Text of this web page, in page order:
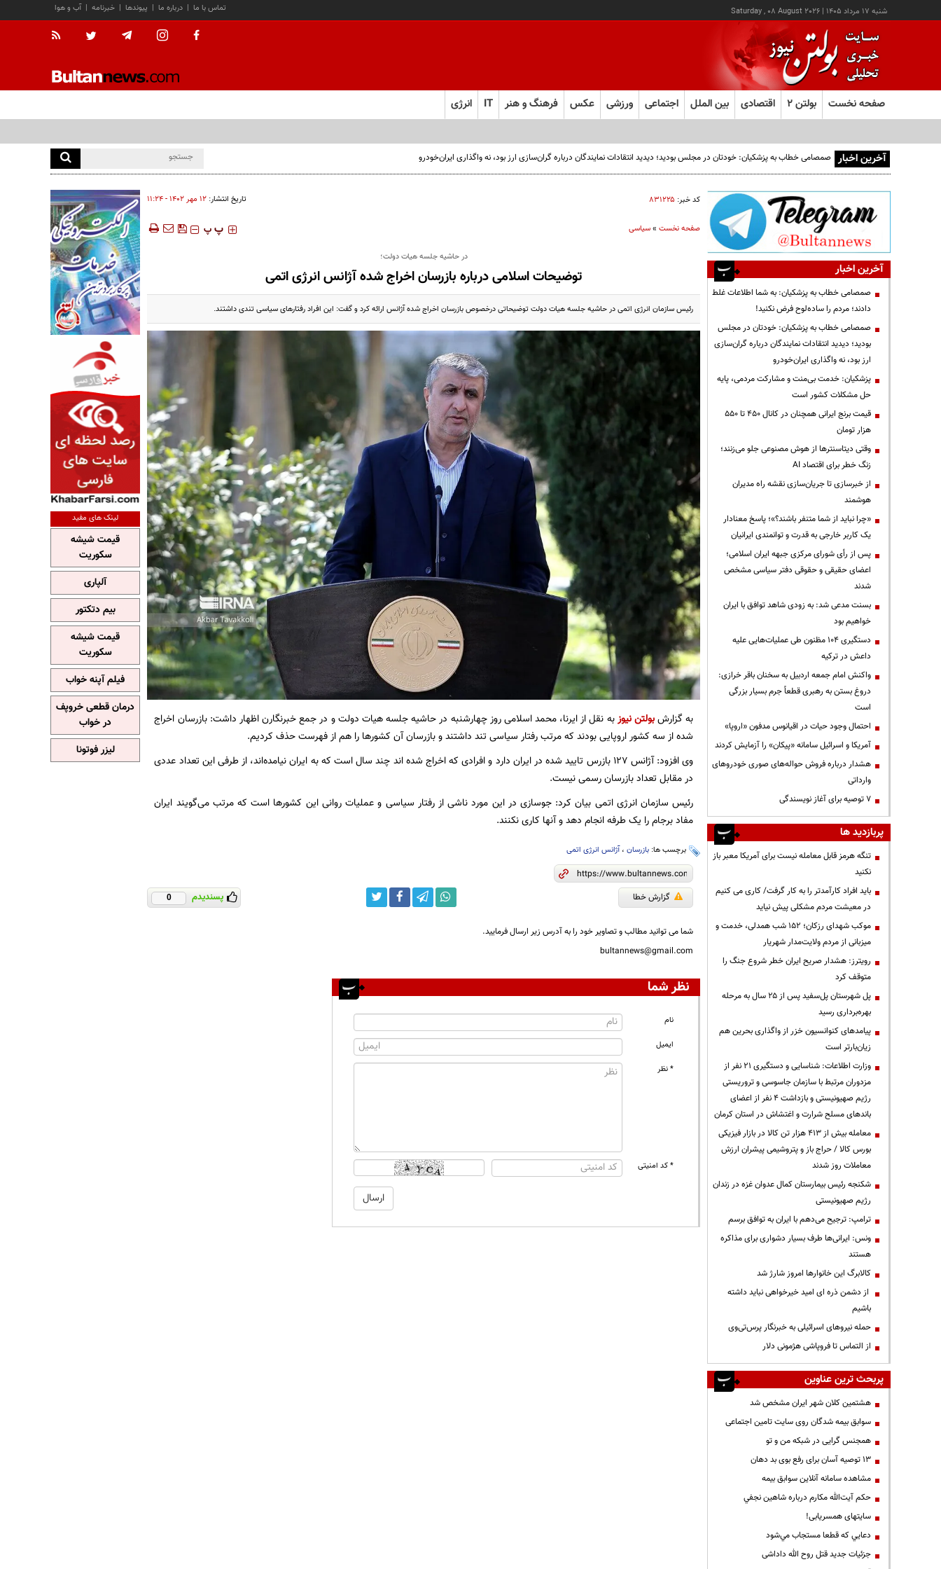
شنبه ۱۷ مرداد ۱۴۰۵ |
Saturday , 08 August 2026 آب و هوا | خبرنامه | پیوندها | درباره ما | تماس با ما
صفحه نخست بولتن ۲ اقتصادی بین الملل اجتماعی ورزشی عکس فرهنگ و هنر IT انرژی
آخرین اخبار صمصامی خطاب به پزشکیان: خودتان در مجلس بودید؛ دیدید انتقادات نمایندگان درباره گران‌سازی ارز بود، نه واگذاری ایران‌خودرو
کد خبر: ۸۳۱۲۲۵ تاریخ انتشار: ۱۲ مهر ۱۴۰۲ - ۱۱:۲۴
صفحه نخست»سیاسی ‍‍‍ پ پ
در حاشیه جلسه هیات دولت؛
توضیحات اسلامی درباره بازرسان اخراج‌ شده آژانس انرژی اتمی
رئیس سازمان انرژی اتمی در حاشیه جلسه هیات دولت توضیحاتی درخصوص بازرسان اخراج‌ شده آژانس ارائه کرد و گفت: این افراد رفتارهای سیاسی تندی داشتند.
به گزارشبولتن نیوزبه نقل از ایرنا، محمد اسلامی روز چهارشنبه در حاشیه جلسه هیات دولت و در جمع خبرنگارن اظهار داشت: بازرسان اخراج
شده از سه کشور اروپایی بودند که مرتب رفتار سیاسی تند داشتند و بازرسان آن کشورها را هم از فهرست حذف کردیم.
وی افزود: آژانس ۱۲۷ بازرس تایید شده در ایران دارد و افرادی که اخراج شده اند چند سال است که به ایران نیامده‌اند، از طرفی این تعداد عددی
در مقابل تعداد بازرسان رسمی نیست.
رئیس سازمان انرژی اتمی بیان کرد: جوسازی در این مورد ناشی از رفتار سیاسی و عملیات روانی این کشورها است که مرتب می‌گویند ایران
مفاد برجام را یک طرفه انجام دهد و آنها کاری نکنند.
برچسب ها: بازرسان،آژانس انرژی اتمی
گزارش خطا پسندیدم 0
شما می توانید مطالب و تصاویر خود را به آدرس زیر ارسال فرمایید.
bultannews@gmail.com
نظر شما
نام
ایمیل
* نظر
* کد امنیتی
آخرین اخبار
صمصامی خطاب به پزشکیان: به شما اطلاعات غلط
دادند؛ مردم را ساده‌لوح فرض نکنید!
صمصامی خطاب به پزشکیان: خودتان در مجلس
بودید؛ دیدید انتقادات نمایندگان درباره گران‌سازی
ارز بود، نه واگذاری ایران‌خودرو
پزشکیان: خدمت بی‌منت و مشارکت مردمی، پایه
حل مشکلات کشور است
قیمت‌ برنج ایرانی همچنان در کانال ۴۵۰ تا ۵۵۰
هزار تومان
وقتی دیتاسنترها از هوش مصنوعی جلو می‌زنند؛
زنگ خطر برای اقتصاد AI
از خبرسازی تا جریان‌سازی نقشه راه مدیران
هوشمند
«چرا نباید از شما متنفر باشند؟»؛ پاسخ معنادار
یک کاربر خارجی به قدرت و توانمندی ایرانیان
پس از رأی شورای مرکزی جبهه ایران اسلامی؛
اعضای حقیقی و حقوقی دفتر سیاسی مشخص
شدند
بسنت مدعی شد: به زودی شاهد توافق با ایران
خواهیم بود
دستگیری ۱۰۴ مظنون طی عملیات‌هایی علیه
داعش در ترکیه
واکنش امام جمعه اردبیل به سخنان باقر خرازی:
دروغ بستن به رهبری قطعاً جرم بسیار بزرگی
است
احتمال وجود حیات در اقیانوس مدفون «اروپا»
آمریکا و اسرائیل سامانه «پیکان» را آزمایش کردند
هشدار درباره فروش حواله‌های صوری خودروهای
وارداتی
۷ توصیه برای آغاز نویسندگی
پربازدید ها
تنگه هرمز قابل معامله نیست برای آمریکا معبر باز
نکنید
باید افراد کارآمدتر را به کار گرفت/ کاری می کنیم
در معیشت مردم مشکلی پیش نیاید
موکب شهدای رزکان؛ ۱۵۲ شب همدلی، خدمت و
میزبانی از مردم ولایت‌مدار شهریار
رویترز: هشدار صریح ایران خطر شروع جنگ را
متوقف کرد
پل شهرستان پل‌سفید پس از ۲۵ سال به مرحله
بهره‌برداری رسید
پیامدهای کنوانسیون خزر از واگذاری بحرین هم
زیان‌بارتر است
وزارت اطلاعات: شناسایی و دستگیری ۲۱ نفر از
مزدوران مرتبط با سازمان جاسوسی و تروریستی
رژیم صهیونیستی و بازداشت ۴ نفر از اعضای
باندهای مسلح شرارت و اغتشاش در استان کرمان
معامله بیش از ۴۱۳ هزار تن کالا در بازار فیزیکی
بورس کالا / حراج باز و پتروشیمی پیشران ارزش
معاملات روز شدند
شکنجه رئیس بیمارستان کمال عدوان غزه در زندان
رژیم صهیونیستی
ترامپ: ترجیح می‌دهم با ایران به توافق برسم
ونس: ایرانی‌ها طرف بسیار دشواری برای مذاکره
هستند
کالابرگ این خانوارها امروز شارژ شد
از دشمن ذره ای امید خیرخواهی نباید داشته
باشیم
حمله نیروهای اسرائیلی به خبرنگار پرس‌تی‌وی
از التماس تا فروپاشی هژمونی دلار
پربحث ترین عناوین
هشتمین کلان شهر ایران مشخص شد
سوابق بیمه شدگان روی سایت تامین اجتماعی
همجنس گرایی در شبکه من و تو
13 توصیه آسان برای رفع بوی بد دهان
مشاهده سامانه آنلاين سوابق بیمه
حكم آيت‌الله مكارم درباره شاهين نجفي
سایتهای همسریابی!
دعايي كه قطعا مستجاب مي‌شود
جزئیات جدید قتل روح الله داداشی
لینک های مفید
قیمت شیشه
سکوریت
آلپاری
بیم دتکتور
قیمت شیشه
سکوریت
فیلم آپنه خواب
درمان قطعی خروپف
در خواب
لیزر فوتونا